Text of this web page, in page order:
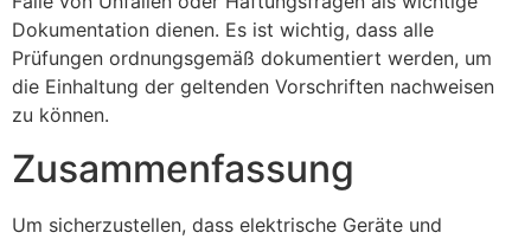
Dokumentation dienen. Es ist wichtig, dass alle
Prüfungen ordnungsgemäß dokumentiert werden, um
die Einhaltung der geltenden Vorschriften nachweisen
zu können.
Zusammenfassung
Um sicherzustellen, dass elektrische Geräte und